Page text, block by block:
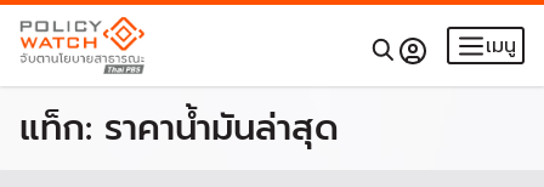
เมนู
แท็ก: ราคาน้ำมันล่าสุด